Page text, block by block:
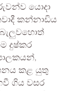
යොදා
කන්නාඩිය
දුෂ්කර
කළ යුතු
ගිය වසර